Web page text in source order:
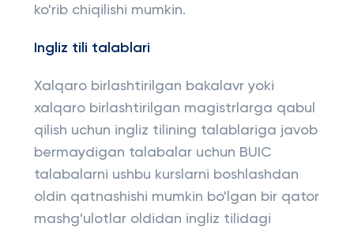
ko'rib chiqilishi mumkin.
Ingliz tili talablari
Xalqaro birlashtirilgan bakalavr yoki
xalqaro birlashtirilgan magistrlarga qabul
qilish uchun ingliz tilining talablariga javob
bermaydigan talabalar uchun BUIC
talabalarni ushbu kurslarni boshlashdan
oldin qatnashishi mumkin bo'lgan bir qator
mashg'ulotlar oldidan ingliz tilidagi